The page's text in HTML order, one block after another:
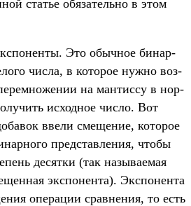
статье обя­затель­но в этом
Это обыч­ное бинар­
чис­ла, в которое нуж­но воз­
на ман­тиссу в нор­
исходное чис­ло. Вот
вве­ли сме­щение, которое
пред­став­ления, что­бы
десят­ки (так называ­емая
экспо­нен­та). Экспо­нен­та
опе­рации срав­нения, то есть